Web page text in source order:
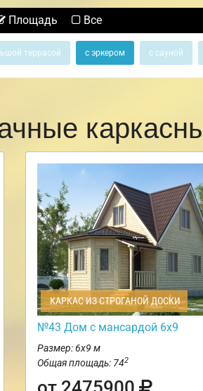
Площадь Все
террасой с эркером с сауной
КАРКАС ИЗ СТРОГАНОЙ ДОСКИ
№43 Дом с мансардой 6х9
Размер: 6х9 м
Общая площадь: 742